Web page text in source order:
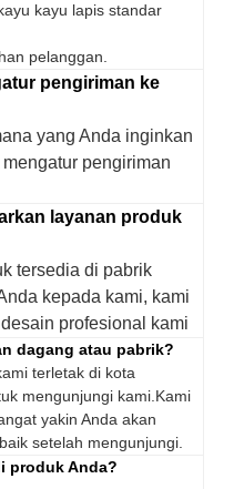
kayu lapis standar
pelanggan.
pengiriman ke
yang Anda inginkan
pengiriman
layanan produk
tersedia di pabrik
kepada kami, kami
profesional kami
dagang atau pabrik?
terletak di kota
mengunjungi kami.Kami
yakin Anda akan
setelah mengunjungi.
produk Anda?